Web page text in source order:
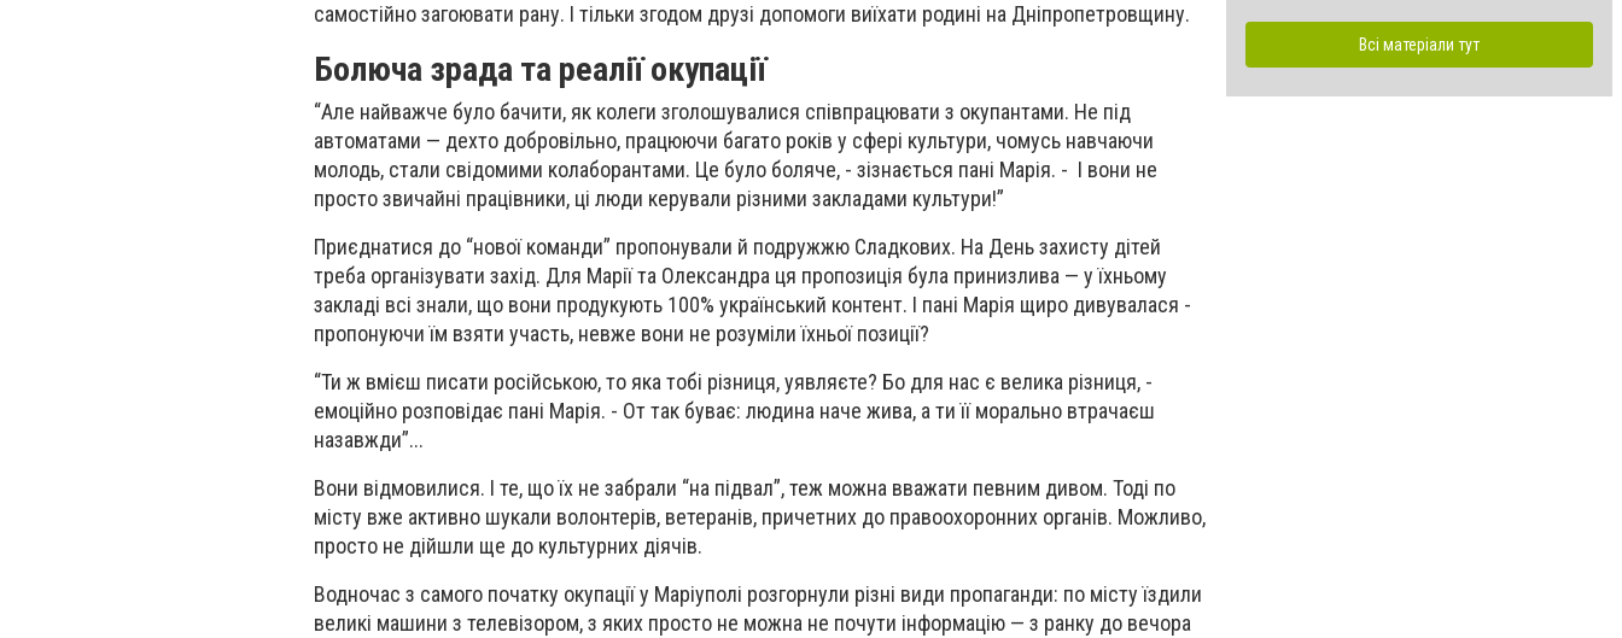
самостійно загоювати рану. І тільки згодом друзі допомоги виїхати родині на Дніпропетровщину.
Болюча зрада та реалії окупації
“Але найважче було бачити, як колеги зголошувалися співпрацювати з окупантами. Не під
автоматами — дехто добровільно, працюючи багато років у сфері культури, чомусь навчаючи
молодь, стали свідомими колаборантами. Це було боляче, - зізнається пані Марія. - І вони не
просто звичайні працівники, ці люди керували різними закладами культури!”
Приєднатися до “нової команди” пропонували й подружжю Сладкових. На День захисту дітей
треба організувати захід. Для Марії та Олександра ця пропозиція була принизлива — у їхньому
закладі всі знали, що вони продукують 100% український контент. І пані Марія щиро дивувалася -
пропонуючи їм взяти участь, невже вони не розуміли їхньої позиції?
“Ти ж вмієш писати російською, то яка тобі різниця, уявляєте? Бо для нас є велика різниця, -
емоційно розповідає пані Марія. - От так буває: людина наче жива, а ти її морально втрачаєш
назавжди”...
Вони відмовилися. І те, що їх не забрали “на підвал”, теж можна вважати певним дивом. Тоді по
місту вже активно шукали волонтерів, ветеранів, причетних до правоохоронних органів. Можливо,
просто не дійшли ще до культурних діячів.
Водночас з самого початку окупації у Маріуполі розгорнули різні види пропаганди: по місту їздили
великі машини з телевізором, з яких просто не можна не почути інформацію — з ранку до вечора
Всі матеріали тут